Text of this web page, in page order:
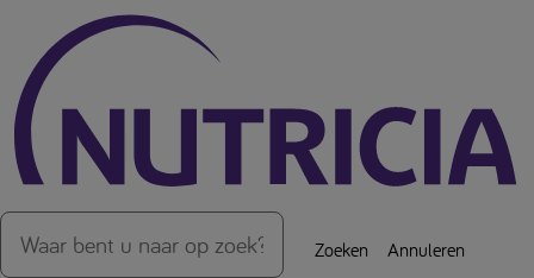
Over de inhoud van de pagina
Zoeken
Annuleren